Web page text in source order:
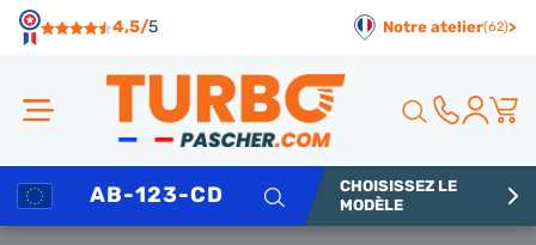
4,5/5 Notre atelier(62)>
Rechercher
CHOISISSEZ LE
MODÈLE
Panneau de gestion des cookies